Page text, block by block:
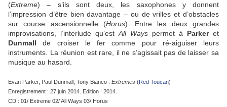
(Extreme) – s’ils sont deux, les saxophones y donnent
l’impression d’être bien davantage – ou de vrilles et d’obstacles
sur course ascensionnelle (Horus). Entre les deux grandes
improvisations, l’interlude qu’est All Ways permet à Parkeret
Dunmall de croiser le fer comme pour ré-aiguiser leurs
instruments. La réunion est rare, il ne s’agissait pas de laisser sa
musique au hasard.
Evan Parker, Paul Dunmall, Tony Bianco : Extremes (Red Toucan)
Enregistrement : 27 juin 2014. Edition : 2014.
CD : 01/ Extreme 02/ All Ways 03/ Horus